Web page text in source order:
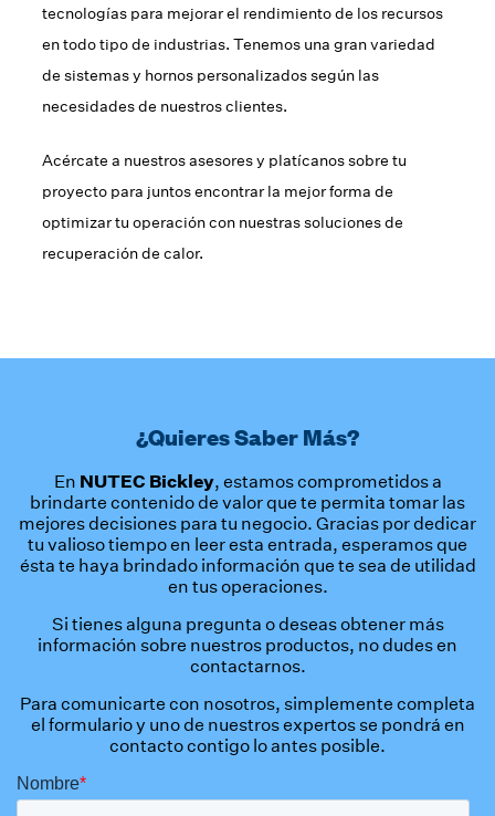
tecnologías para mejorar el rendimiento de los recursos
en todo tipo de industrias. Tenemos una gran variedad
de sistemas y hornos personalizados según las
necesidades de nuestros clientes.
Acércate a nuestros asesores y platícanos sobre tu
proyecto para juntos encontrar la mejor forma de
optimizar tu operación con nuestras soluciones de
recuperación de calor.
¿Quieres Saber Más?
En NUTEC Bickley, estamos comprometidos a
brindarte contenido de valor que te permita tomar las
mejores decisiones para tu negocio. Gracias por dedicar
tu valioso tiempo en leer esta entrada, esperamos que
ésta te haya brindado información que te sea de utilidad
en tus operaciones.
Si tienes alguna pregunta o deseas obtener más
información sobre nuestros productos, no dudes en
contactarnos.
Para comunicarte con nosotros, simplemente completa
el formulario y uno de nuestros expertos se pondrá en
contacto contigo lo antes posible.